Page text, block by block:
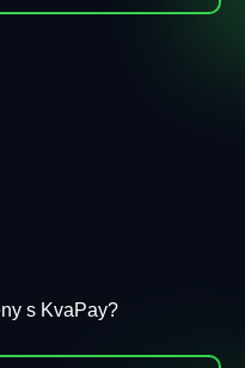
s KvaPay?